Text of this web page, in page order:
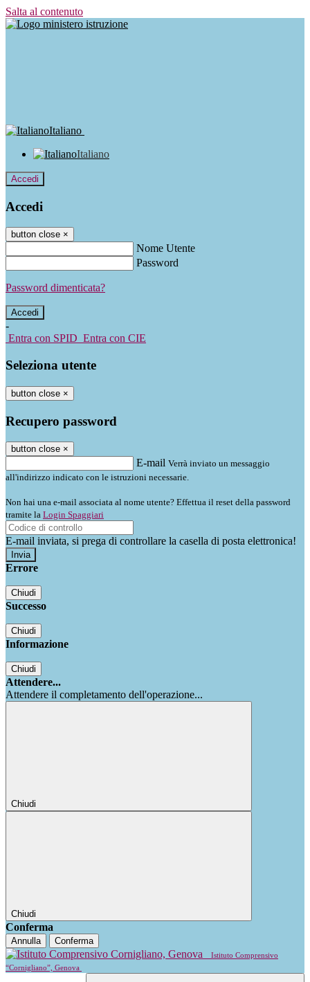
Salta al contenuto
Italiano
Italiano
Accedi
Accedi
button close ×
Nome Utente
Password
Password dimenticata?
-
Entra con SPID Entra con CIE
Seleziona utente
button close ×
Recupero password
button close ×
E-mail Verrà inviato un messaggio
all'indirizzo indicato con le istruzioni necessarie.
Non hai una e-mail associata al nome utente? Effettua il reset della password
tramite la Login Spaggiari
E-mail inviata, si prega di controllare la casella di posta elettronica!
Errore
Chiudi
Successo
Chiudi
Informazione
Chiudi
Attendere...
Attendere il completamento dell'operazione...
Chiudi
Chiudi
Conferma
Annulla Conferma
Istituto Comprensivo
“Cornigliano”, Genova